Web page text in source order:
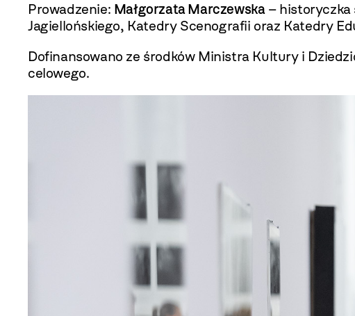
Prowadzenie: Małgorzata Marczewska– historyczka
Jagiellońskiego, Katedry Scenografii oraz Katedry
Dofinansowano ze środków Ministra Kultury i
celowego.